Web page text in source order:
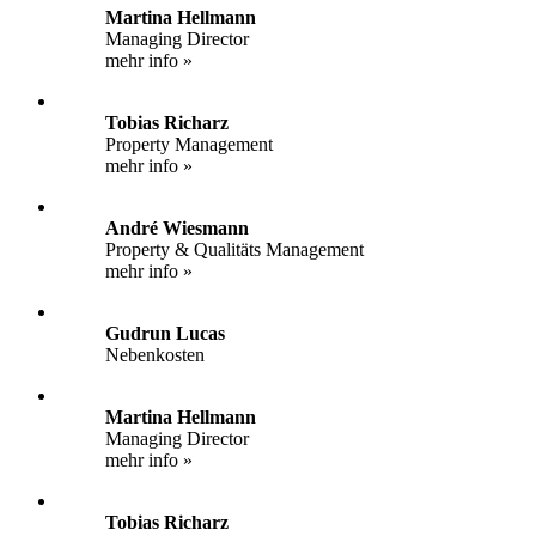
Martina Hellmann
Managing Director
mehr info »
Tobias Richarz
Property Management
mehr info »
André Wiesmann
Property & Qualitäts Management
mehr info »
Gudrun Lucas
Nebenkosten
Martina Hellmann
Managing Director
mehr info »
Tobias Richarz